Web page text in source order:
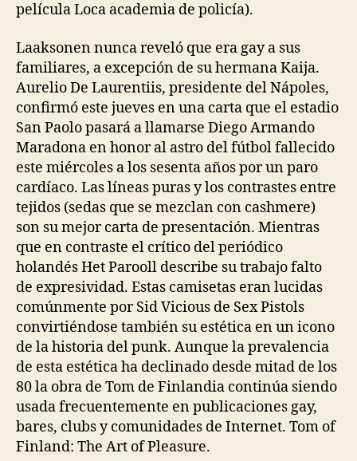
película Loca academia de policía).
Laaksonen nunca reveló que era gay a sus
familiares, a excepción de su hermana Kaija.
Aurelio De Laurentiis, presidente del Nápoles,
confirmó este jueves en una carta que el estadio
San Paolo pasará a llamarse Diego Armando
Maradona en honor al astro del fútbol fallecido
este miércoles a los sesenta años por un paro
cardíaco. Las líneas puras y los contrastes entre
tejidos (sedas que se mezclan con cashmere)
son su mejor carta de presentación. Mientras
que en contraste el crítico del periódico
holandés Het Parooll describe su trabajo falto
de expresividad. Estas camisetas eran lucidas
comúnmente por Sid Vicious de Sex Pistols
convirtiéndose también su estética en un icono
de la historia del punk. Aunque la prevalencia
de esta estética ha declinado desde mitad de los
80 la obra de Tom de Finlandia continúa siendo
usada frecuentemente en publicaciones gay,
bares, clubs y comunidades de Internet. Tom of
Finland: The Art of Pleasure.